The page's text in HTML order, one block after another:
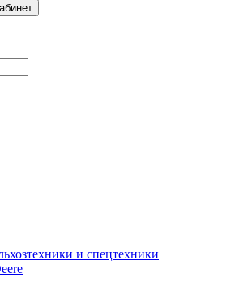
и спецтехники